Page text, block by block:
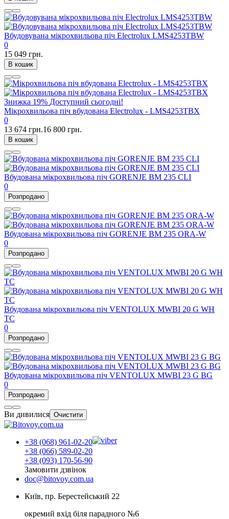
Вбудовувана мікрохвильова піч Electrolux LMS4253TBW
0
15 049 грн.
В кошик
Знижка 19% Доступний сьогодні!
Мікрохвильова піч вбудована Electrolux - LMS4253TBX
0
13 674 грн.16 800 грн.
В кошик
Вбудована мікрохвильова піч GORENJE BM 235 CLI
0
Розпродано
Вбудована мікрохвильова піч GORENJE BM 235 ORA-W
0
Розпродано
Вбудована мікрохвильова піч VENTOLUX MWBI 20 G WH
TC
0
Розпродано
Вбудована мікрохвильова піч VENTOLUX MWBI 23 G BG
0
Розпродано
Ви дивилися Очистити
+38 (068) 961-02-20
+38 (066) 589-02-20
+38 (093) 170-56-90
Замовити дзвінок
doc@bitovoy.com.ua
Київ, пр. Берестейський 22
окремий вхід біля парадного №6